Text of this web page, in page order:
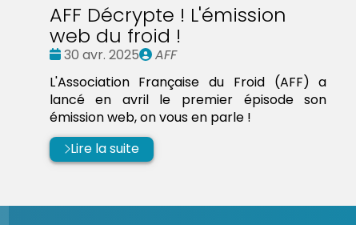
AFF Décrypte ! L'émission
web du froid !
Date
30 avr. 2025
Publié
AFF
L'Association Française du Froid (AFF) a
lancé en avril le premier épisode son
émission web, on vous en parle !
Lire la suite